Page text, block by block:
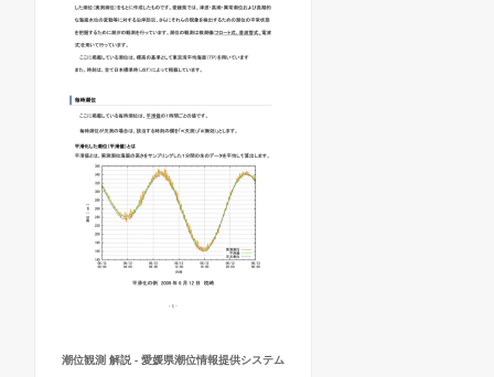
潮位観測 解説 - 愛媛県潮位情報提供システム